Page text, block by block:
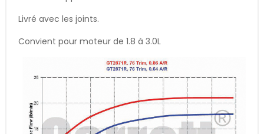
Livré avec les joints.
Convient pour moteur de 1.8 à 3.0L